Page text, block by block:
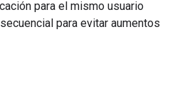
para el mismo usuario
para evitar aumentos